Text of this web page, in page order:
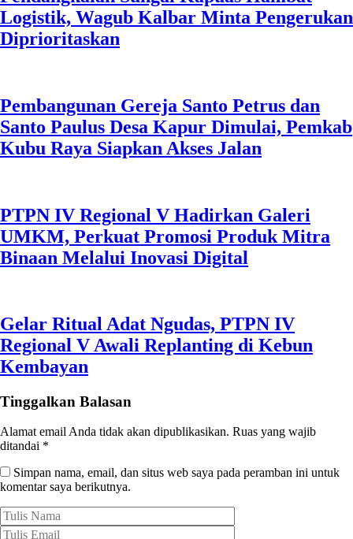
Logistik, Wagub Kalbar Minta Pengerukan
Diprioritaskan
Pembangunan Gereja Santo Petrus dan
Santo Paulus Desa Kapur Dimulai, Pemkab
Kubu Raya Siapkan Akses Jalan
PTPN IV Regional V Hadirkan Galeri
UMKM, Perkuat Promosi Produk Mitra
Binaan Melalui Inovasi Digital
Gelar Ritual Adat Ngudas, PTPN IV
Regional V Awali Replanting di Kebun
Kembayan
Tinggalkan Balasan
Alamat email Anda tidak akan dipublikasikan. Ruas yang wajib
ditandai *
Simpan nama, email, dan situs web saya pada peramban ini untuk
komentar saya berikutnya.